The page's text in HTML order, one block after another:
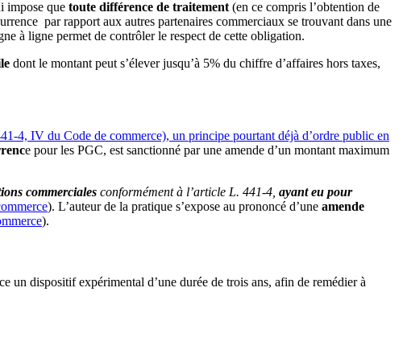
impose que toute différence de traitement (en ce compris l’obtention de
par rapport aux autres partenaires commerciaux se trouvant dans une
à ligne permet de contrôler le respect de cette obligation.
dont le montant peut s’élever jusqu’à 5% du chiffre d’affaires hors taxes,
4, IV du Code de commerce), un principe pourtant déjà d’ordre public en
e pour les PGC, est sanctionné par une amende d’un montant maximum
commerciales conformément à l’article L. 441-4, ayant eu pour
). L’auteur de la pratique s’expose au prononcé d’une amende
).
un dispositif expérimental d’une durée de trois ans, afin de remédier à